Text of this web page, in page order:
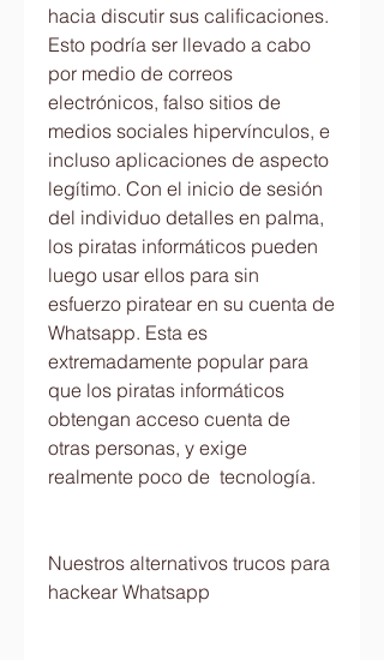
hacia discutir sus calificaciones.
Esto podría ser llevado a cabo
por medio de correos
electrónicos, falso sitios de
medios sociales hipervínculos, e
incluso aplicaciones de aspecto
legítimo. Con el inicio de sesión
del individuo detalles en palma,
los piratas informáticos pueden
luego usar ellos para sin
esfuerzo piratear en su cuenta de
Whatsapp. Esta es
extremadamente popular para
que los piratas informáticos
obtengan acceso cuenta de
otras personas, y exige
realmente poco de  tecnología.
Nuestros alternativos trucos para
hackear Whatsapp